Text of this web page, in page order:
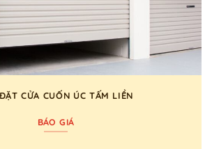
CỬA CUỐN ÚC TẤM LIỀN
BÁO GIÁ